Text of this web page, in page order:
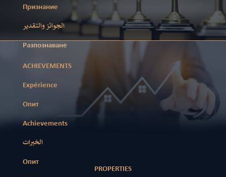
Признание
الجوائز والتقدير
Разпознаване
ACHIEVEMENTS
Expérience
Опит
Achievements
الخبرات
Опит
PROPERTIES